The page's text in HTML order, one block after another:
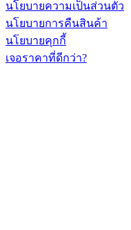
นโยบายความเป็นส่วนตัว
นโยบายการคืนสินค้า
นโยบายคุกกี้
เจอราคาที่ดีกว่า?